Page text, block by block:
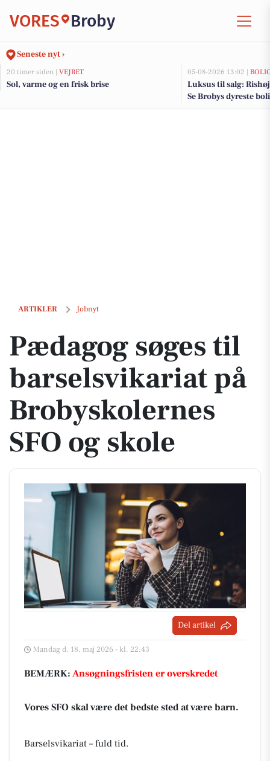
VORES Broby
Seneste nyt ›
20 timer siden | VEJRET
Sol, varme og en frisk brise
05-08-2026 13:02 |
Luksus til salg:
Se Brobys dyreste
ARTIKLER Jobnyt
Pædagog søges til barselsvikariat på Brobyskolernes SFO og skole
Pædagog søges til
barselsvikariat på
Brobyskolernes
SFO og skole
Del artikel
Mandag d. 18. maj 2026 - kl. 22:43
BEMÆRK: Ansøgningsfristen er overskredet
Vores SFO skal være det bedste sted at være barn.
Barselsvikariat – fuld tid.